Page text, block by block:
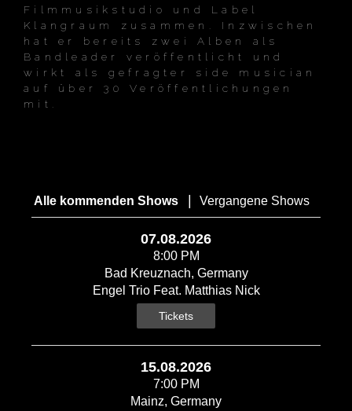
Filmmusikstudio und Label
Klangraum zusammen. Inzwischen
hat er bereits zwei Alben als
Bandleader veröffentlicht und
wirkt als gefragter side musician
auf über 30 Veröffentlichungen
mit.
Alle kommenden Shows Vergangene Shows
07.08.2026
8:00 PM
Bad Kreuznach, Germany
Engel Trio Feat. Matthias Nick
Tickets
15.08.2026
7:00 PM
Mainz, Germany